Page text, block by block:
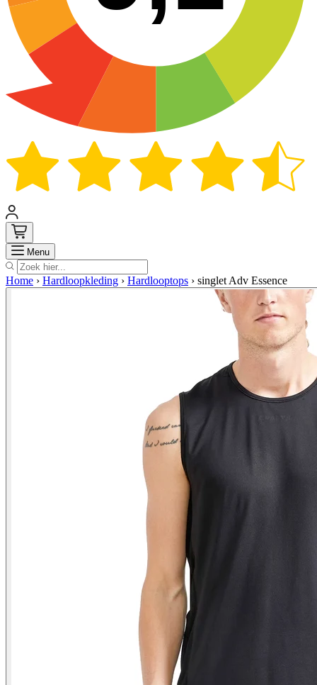
Menu Zoek
Home › Hardloopkleding › Hardlooptops › singlet Adv Essence